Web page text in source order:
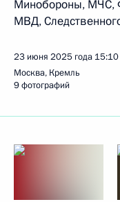
Минобороны, МЧС,
МВД,
23 июня 2025 года 15:10
Москва, Кремль
9 фотографий